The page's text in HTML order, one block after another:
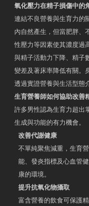
氧化壓力在精子損傷中的
連結不良營養與生育力的
內自然產生，但當肥胖、
性壓力等因素使其濃度過
與精子活動力下降、精子
變差及著床率降低有關。
透過實證營養與生活型態
生育營養師如何協助改善
許多男性認為生育力超出
生成與功能的有力機會。
改善代謝健康
不單純聚焦減重，生育
能、發炎指標及心血管
康的環境。
提升抗氧化物攝取
富含營養的飲食可保護